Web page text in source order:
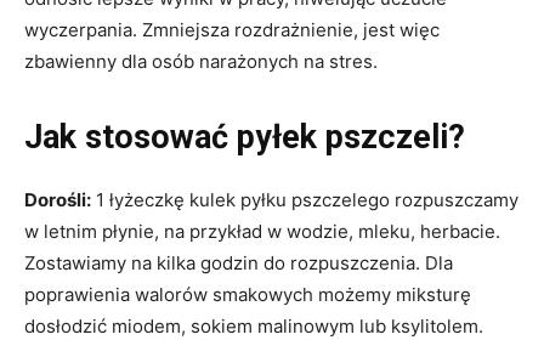
wyczerpania. Zmniejsza rozdrażnienie, jest więc
zbawienny dla osób narażonych na stres.
Jak stosować pyłek pszczeli?
Dorośli: 1 łyżeczkę kulek pyłku pszczelego rozpuszczamy
w letnim płynie, na przykład w wodzie, mleku, herbacie.
Zostawiamy na kilka godzin do rozpuszczenia. Dla
poprawienia walorów smakowych możemy miksturę
dosłodzić miodem, sokiem malinowym lub ksylitolem.